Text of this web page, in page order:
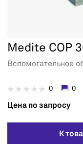
Medite COP
Вспомогательное
0 0
Цена по запросу
К